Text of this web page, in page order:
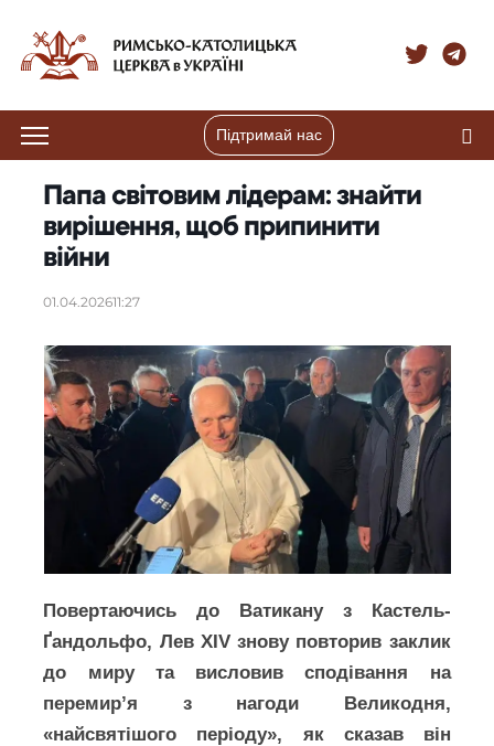
Підтримай нас
Папа світовим лідерам: знайти
вирішення, щоб припинити
війни
01.04.202611:27
Повертаючись до Ватикану з Кастель-
Ґандольфо, Лев XIV знову повторив заклик
до миру та висловив сподівання на
перемир’я з нагоди Великодня,
«найсвятішого періоду», як сказав він